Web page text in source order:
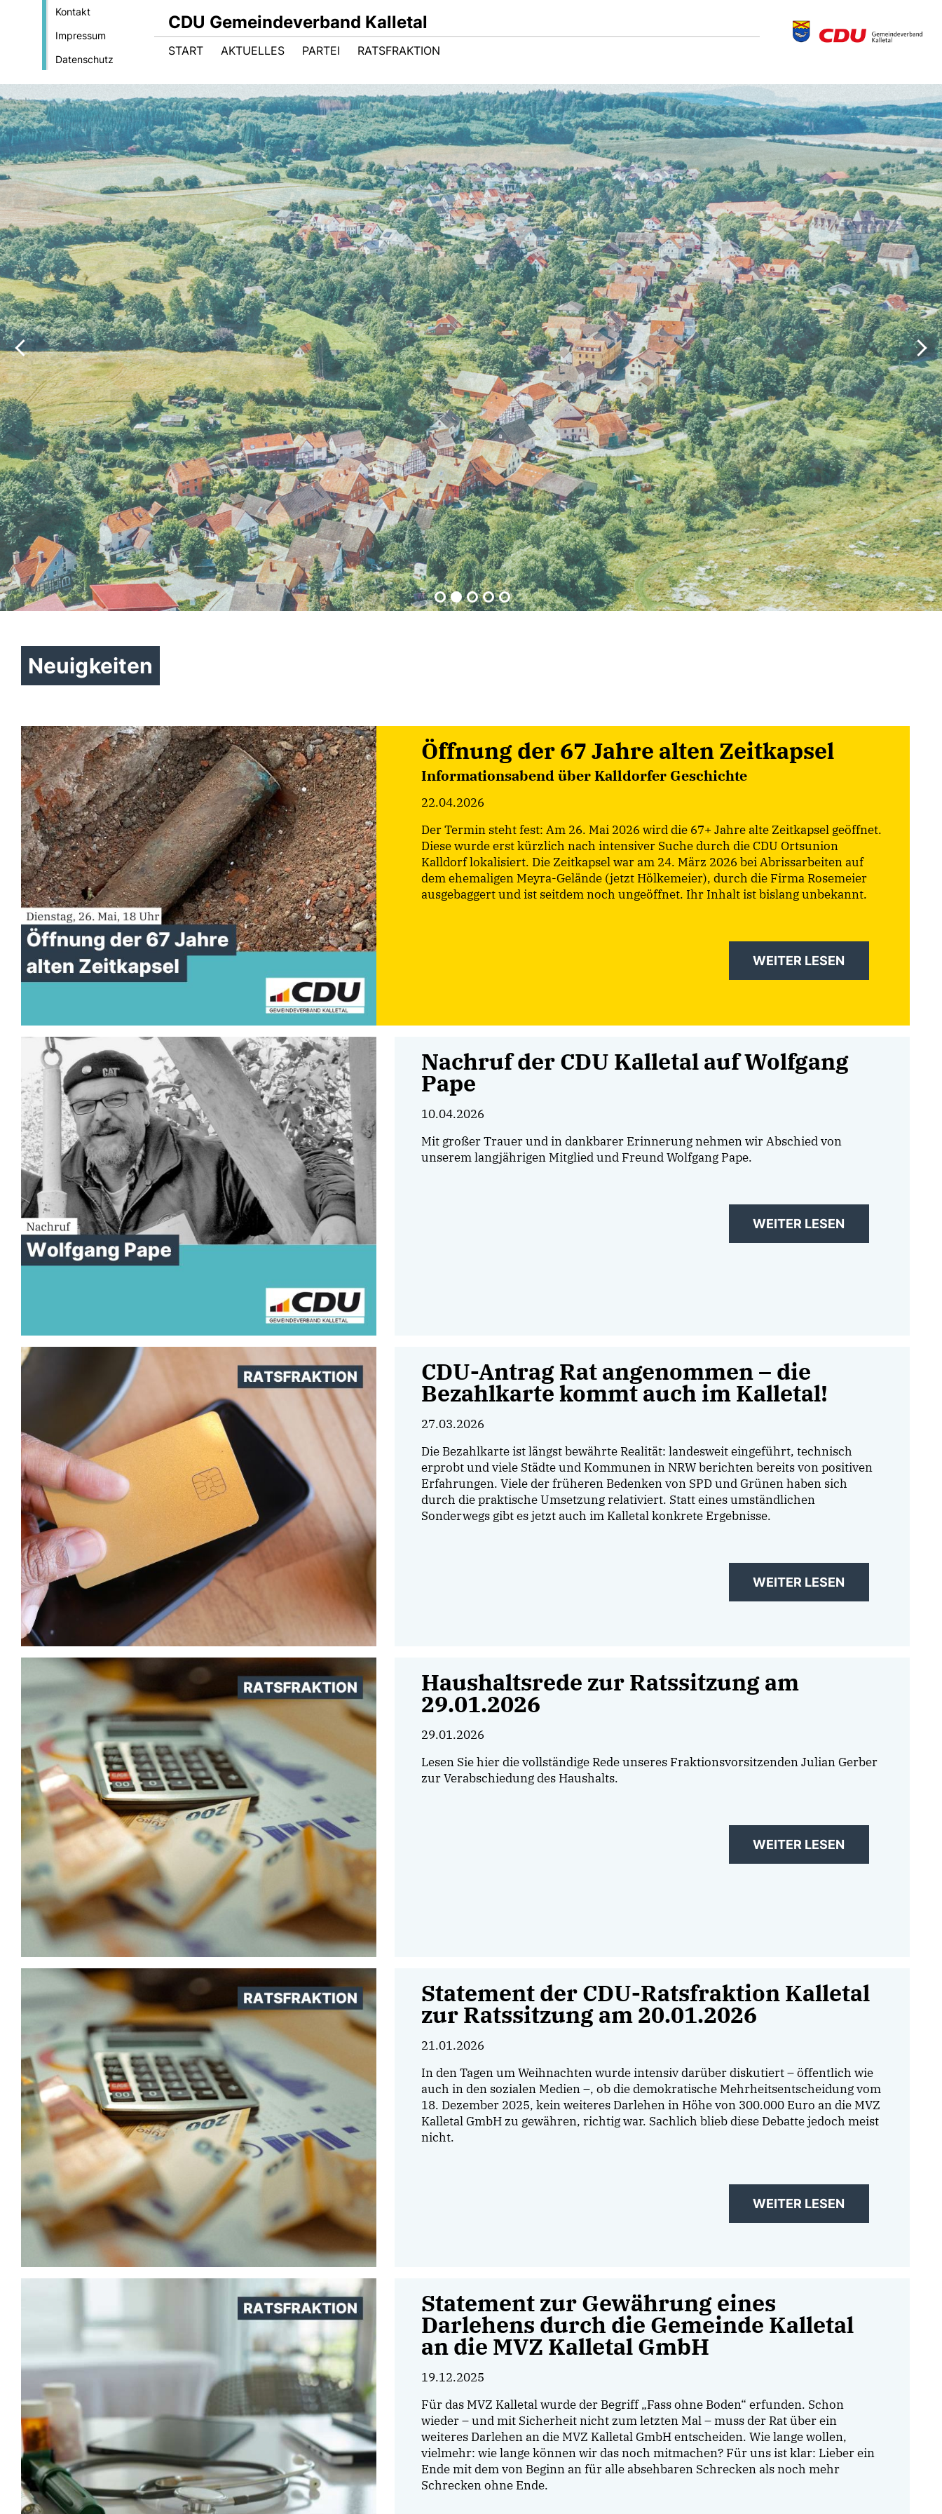
Kontakt
Impressum
Datenschutz
CDU Gemeindeverband Kalletal
START AKTUELLES PARTEI RATSFRAKTION
Neuigkeiten
Öffnung der 67 Jahre alten Zeitkapsel
Informationsabend über Kalldorfer Geschichte
22.04.2026
Der Termin steht fest: Am 26. Mai 2026 wird die 67+ Jahre alte Zeitkapsel geöffnet.
Diese wurde erst kürzlich nach intensiver Suche durch die CDU Ortsunion
Kalldorf lokalisiert. Die Zeitkapsel war am 24. März 2026 bei Abrissarbeiten auf
dem ehemaligen Meyra-Gelände (jetzt Hölkemeier), durch die Firma Rosemeier
ausgebaggert und ist seitdem noch ungeöffnet. Ihr Inhalt ist bislang unbekannt.
WEITER LESEN
Nachruf der CDU Kalletal auf Wolfgang
Pape
10.04.2026
Mit großer Trauer und in dankbarer Erinnerung nehmen wir Abschied von
unserem langjährigen Mitglied und Freund Wolfgang Pape.
WEITER LESEN
CDU-Antrag Rat angenommen – die
Bezahlkarte kommt auch im Kalletal!
27.03.2026
Die Bezahlkarte ist längst bewährte Realität: landesweit eingeführt, technisch
erprobt und viele Städte und Kommunen in NRW berichten bereits von positiven
Erfahrungen. Viele der früheren Bedenken von SPD und Grünen haben sich
durch die praktische Umsetzung relativiert. Statt eines umständlichen
Sonderwegs gibt es jetzt auch im Kalletal konkrete Ergebnisse.
WEITER LESEN
Haushaltsrede zur Ratssitzung am
29.01.2026
29.01.2026
Lesen Sie hier die vollständige Rede unseres Fraktionsvorsitzenden Julian Gerber
zur Verabschiedung des Haushalts.
WEITER LESEN
Statement der CDU-Ratsfraktion Kalletal
zur Ratssitzung am 20.01.2026
21.01.2026
In den Tagen um Weihnachten wurde intensiv darüber diskutiert – öffentlich wie
auch in den sozialen Medien –, ob die demokratische Mehrheitsentscheidung vom
18. Dezember 2025, kein weiteres Darlehen in Höhe von 300.000 Euro an die MVZ
Kalletal GmbH zu gewähren, richtig war. Sachlich blieb diese Debatte jedoch meist
nicht.
WEITER LESEN
Statement zur Gewährung eines
Darlehens durch die Gemeinde Kalletal
an die MVZ Kalletal GmbH
19.12.2025
Für das MVZ Kalletal wurde der Begriff „Fass ohne Boden“ erfunden. Schon
wieder – und mit Sicherheit nicht zum letzten Mal – muss der Rat über ein
weiteres Darlehen an die MVZ Kalletal GmbH entscheiden. Wie lange wollen,
vielmehr: wie lange können wir das noch mitmachen? Für uns ist klar: Lieber ein
Ende mit dem von Beginn an für alle absehbaren Schrecken als noch mehr
Schrecken ohne Ende.